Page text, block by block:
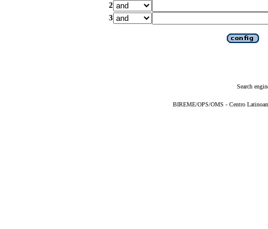
2
3
Search
BIREME/OPS/OMS - Centro